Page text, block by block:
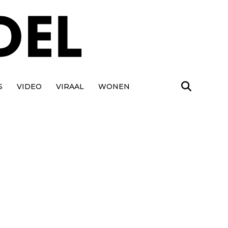
VIDEO VIRAAL WONEN